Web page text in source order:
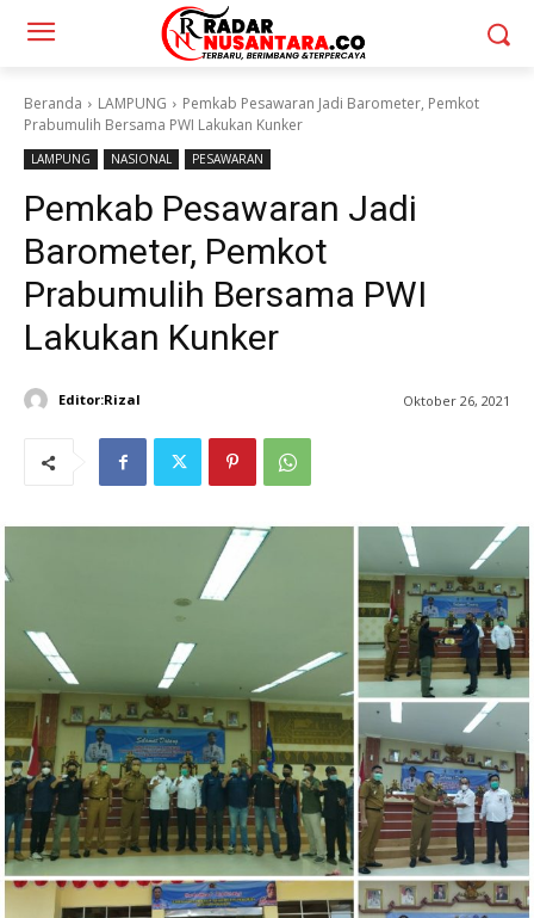
Beranda LAMPUNG
Pemkab Pesawaran Jadi Barometer, Pemkot
Prabumulih Bersama PWI Lakukan Kunker
LAMPUNG NASIONAL PESAWARAN
Pemkab Pesawaran Jadi
Barometer, Pemkot
Prabumulih Bersama PWI
Lakukan Kunker
Editor:Rizal Oktober 26, 2021